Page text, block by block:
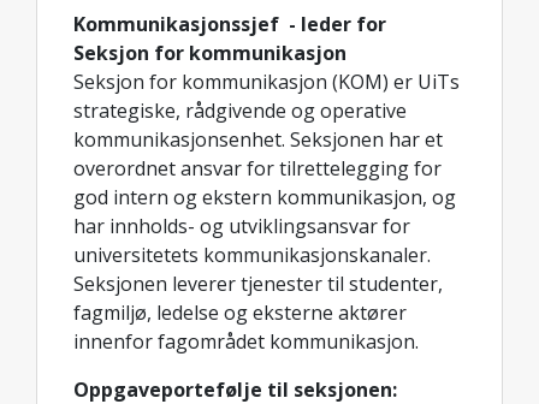
Kommunikasjonssjef - leder for
Seksjon for kommunikasjon
Seksjon for kommunikasjon (KOM) er UiTs
strategiske, rådgivende og operative
kommunikasjonsenhet. Seksjonen har et
overordnet ansvar for tilrettelegging for
god intern og ekstern kommunikasjon, og
har innholds- og utviklingsansvar for
universitetets kommunikasjonskanaler.
Seksjonen leverer tjenester til studenter,
fagmiljø, ledelse og eksterne aktører
innenfor fagområdet kommunikasjon.
Oppgaveportefølje til seksjonen: